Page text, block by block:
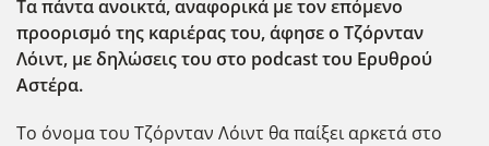
Τα πάντα ανοικτά, αναφορικά με τον επόμενο
προορισμό της καριέρας του, άφησε ο Τζόρνταν
Λόιντ, με δηλώσεις του στο podcastτου Ερυθρού
Αστέρα.
Το όνομα του Τζόρνταν Λόιντ θα παίξει αρκετά στο